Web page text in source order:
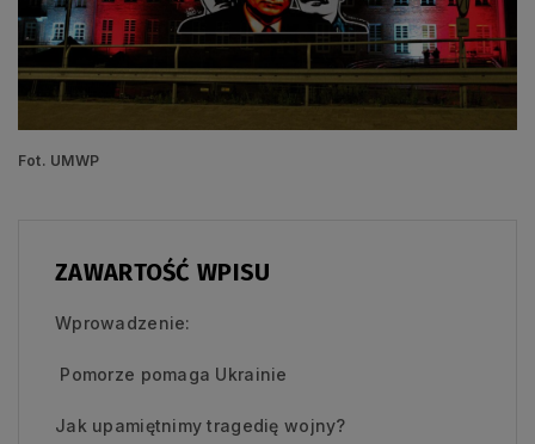
Fot. UMWP
ZAWARTOŚĆ WPISU
Wprowadzenie:
Pomorze pomaga Ukrainie
Jak upamiętnimy tragedię wojny?